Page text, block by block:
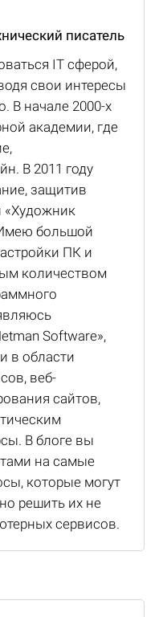
писатель
IT сферой,
свои интересы
В начале 2000-х
академии, где
В 2011 году
защитив
«Художник
большой
ПК и
количеством
Software»,
в области
веб-
сайтов,
В блоге вы
на самые
которые могут
решить их не
сервисов.